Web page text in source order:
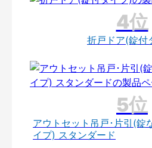
折戸ドア(錠付
アウトセット吊戸･片引(錠
イプ) スタンダード